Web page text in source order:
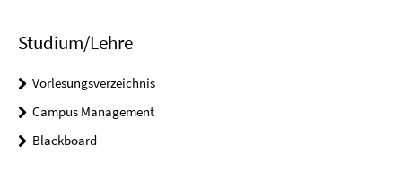
Studium/Lehre
Vorlesungsverzeichnis
Campus Management
Blackboard